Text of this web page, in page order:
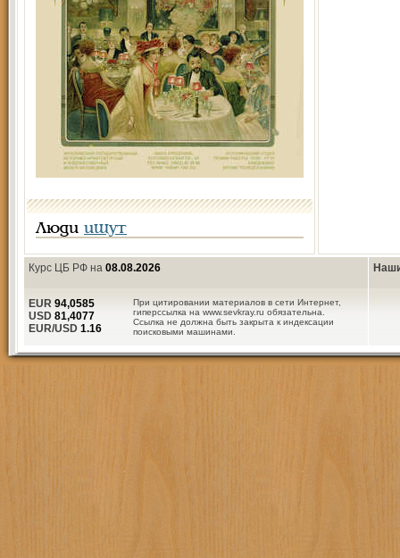
Люди ищут
Курс ЦБ РФ на 08.08.2026
При цитировании материалов в сети Интернет,
гиперссылка на www.sevkray.ru обязательна.
Ссылка не должна быть закрыта к индексации
поисковыми машинами.
EUR 94,0585
USD 81,4077
EUR/USD 1.16